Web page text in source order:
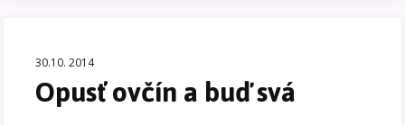
30.10. 2014
Opusť ovčín a buď svá